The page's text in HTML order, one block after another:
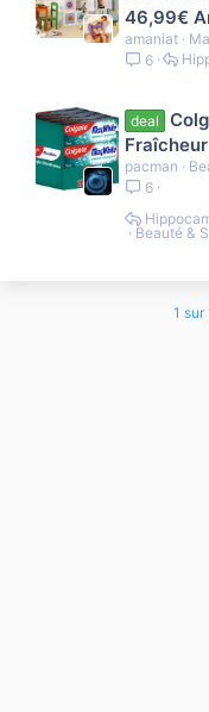
46,99€
amaniat
6
deal
pacman
6
Beauté &
1 sur